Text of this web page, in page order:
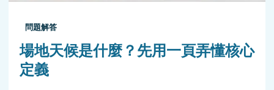
問題解答
場地天候是什麼？先用一頁弄懂核心
定義